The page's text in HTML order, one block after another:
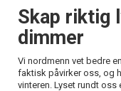
Skap riktig
dimmer
Vi nordmenn vet bedre
faktisk påvirker oss, og
vinteren. Lyset rundt